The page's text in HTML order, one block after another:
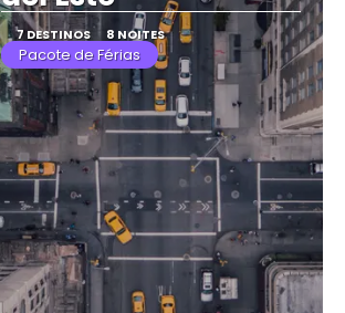
7 DESTINOS 8 NOITES
Pacote de Férias